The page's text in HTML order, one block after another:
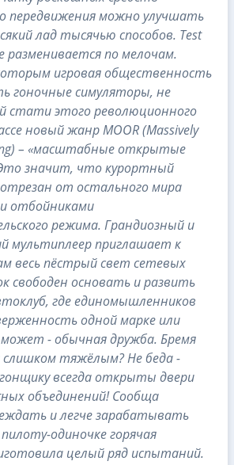
передвижения можно улучшать
лад тысячью способов. Test
разменивается по мелочам.
игровая общественность
гоночные симуляторы, не
стати этого революционного
новый жанр MOOR (Massively
– «масштабные открытые
значит, что курортный
от остального мира
отбойниками
режима. Грандиозный и
мультиплеер приглашает к
весь пёстрый свет сетевых
свободен основать и развить
где единомышленников
одной марке или
- обычная дружба. Бремя
слишком тяжёлым? Не беда -
всегда открыты двери
объединений! Сообща
и легче зарабатывать
одиночке горячая
целый ряд испытаний.